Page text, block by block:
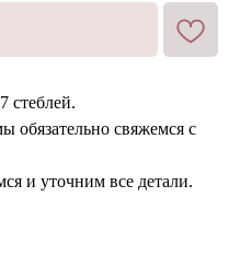
стеблей.
обязательно свяжемся с
и уточним все детали.